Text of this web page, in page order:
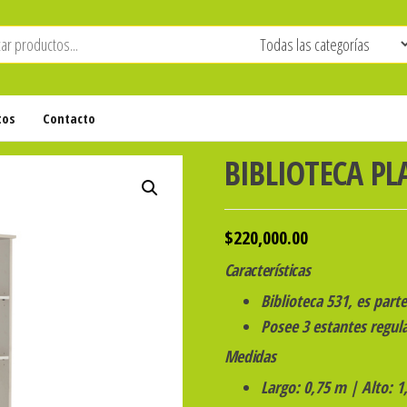
Contacto
BIBLIOTECA
$220,000.00
Características
Biblioteca 531, es
Posee 3 estantes
Medidas
Largo: 0,75 m | Alto: